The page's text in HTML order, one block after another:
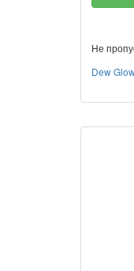
Не
Dew